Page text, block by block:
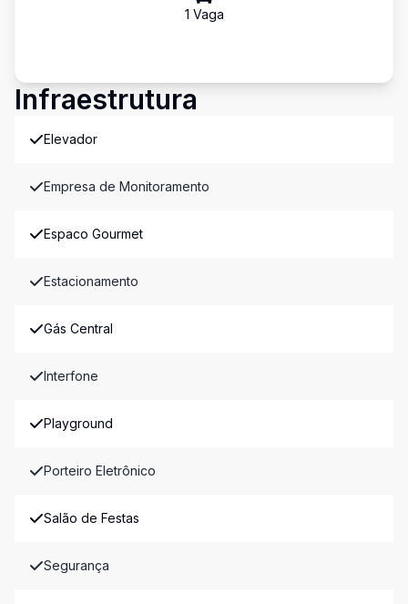
1 Vaga
Infraestrutura
Elevador
Empresa de Monitoramento
Espaco Gourmet
Estacionamento
Gás Central
Interfone
Playground
Porteiro Eletrônico
Salão de Festas
Segurança